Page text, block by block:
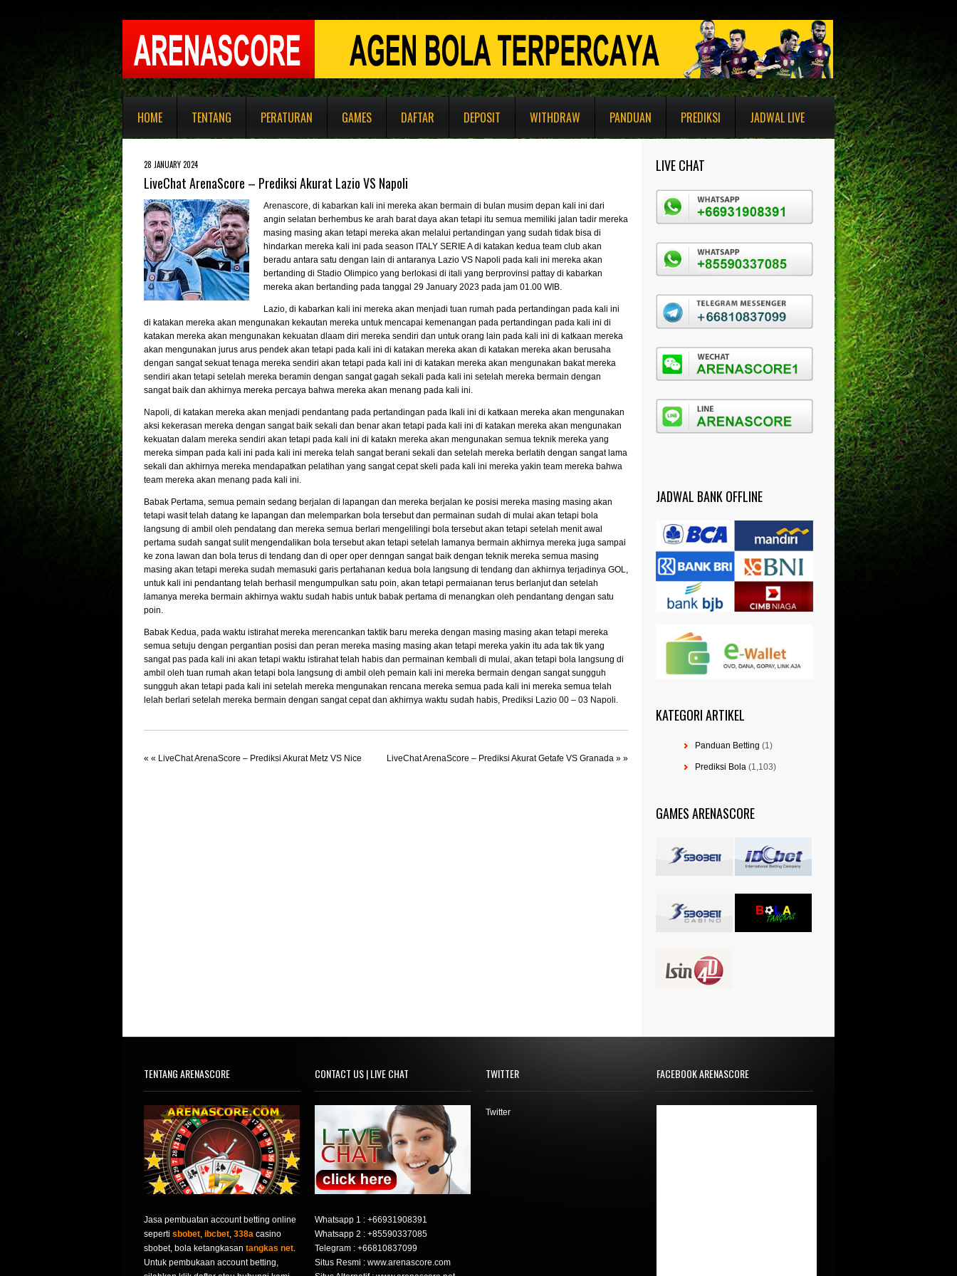
HOME TENTANG PERATURAN GAMES DAFTAR DEPOSIT WITHDRAW PANDUAN PREDIKSI JADWAL LIVE
28 JANUARY 2024
LiveChat ArenaScore – Prediksi Akurat Lazio VS Napoli
Arenascore, di kabarkan kali ini mereka akan bermain di bulan musim depan kali ini dari
angin selatan berhembus ke arah barat daya akan tetapi itu semua memiliki jalan tadir mereka
masing masing akan tetapi mereka akan melalui pertandingan yang sudah tidak bisa di
hindarkan mereka kali ini pada season ITALY SERIE A di katakan kedua team club akan
beradu antara satu dengan lain di antaranya Lazio VS Napoli pada kali ini mereka akan
bertanding di Stadio Olimpico yang berlokasi di itali yang berprovinsi pattay di kabarkan
mereka akan bertanding pada tanggal 29 January 2023 pada jam 01.00 WIB.
Lazio, di kabarkan kali ini mereka akan menjadi tuan rumah pada pertandingan pada kali ini
di katakan mereka akan mengunakan kekautan mereka untuk mencapai kemenangan pada pertandingan pada kali ini di
katakan mereka akan mengunakan kekuatan dlaam diri mereka sendiri dan untuk orang lain pada kali ini di katkaan mereka
akan mengunakan jurus arus pendek akan tetapi pada kali ini di katakan mereka akan di katakan mereka akan berusaha
dengan sangat sekuat tenaga mereka sendiri akan tetapi pada kali ini di katakan mereka akan mengunakan bakat mereka
sendiri akan tetapi setelah mereka beramin dengan sangat gagah sekali pada kali ini setelah mereka bermain dengan
sangat baik dan akhirnya mereka percaya bahwa mereka akan menang pada kali ini.
Napoli, di katakan mereka akan menjadi pendantang pada pertandingan pada lkali ini di katkaan mereka akan mengunakan
aksi kekerasan mereka dengan sangat baik sekali dan benar akan tetapi pada kali ini di katakan mereka akan mengunakan
kekuatan dalam mereka sendiri akan tetapi pada kali ini di katakn mereka akan mengunakan semua teknik mereka yang
mereka simpan pada kali ini pada kali ini mereka telah sangat berani sekali dan setelah mereka berlatih dengan sangat lama
sekali dan akhirnya mereka mendapatkan pelatihan yang sangat cepat skeli pada kali ini mereka yakin team mereka bahwa
team mereka akan menang pada kali ini.
Babak Pertama, semua pemain sedang berjalan di lapangan dan mereka berjalan ke posisi mereka masing masing akan
tetapi wasit telah datang ke lapangan dan melemparkan bola tersebut dan permainan sudah di mulai akan tetapi bola
langsung di ambil oleh pendatang dan mereka semua berlari mengelilingi bola tersebut akan tetapi setelah menit awal
pertama sudah sangat sulit mengendalikan bola tersebut akan tetapi setelah lamanya bermain akhirnya mereka juga sampai
ke zona lawan dan bola terus di tendang dan di oper oper denngan sangat baik dengan teknik mereka semua masing
masing akan tetapi mereka sudah memasuki garis pertahanan kedua bola langsung di tendang dan akhirnya terjadinya GOL,
untuk kali ini pendantang telah berhasil mengumpulkan satu poin, akan tetapi permaianan terus berlanjut dan setelah
lamanya mereka bermain akhirnya waktu sudah habis untuk babak pertama di menangkan oleh pendantang dengan satu
poin.
Babak Kedua, pada waktu istirahat mereka merencankan taktik baru mereka dengan masing masing akan tetapi mereka
semua setuju dengan pergantian posisi dan peran mereka masing masing akan tetapi mereka yakin itu ada tak tik yang
sangat pas pada kali ini akan tetapi waktu istirahat telah habis dan permainan kembali di mulai, akan tetapi bola langsung di
ambil oleh tuan rumah akan tetapi bola langsung di ambil oleh pemain kali ini mereka bermain dengan sangat sungguh
sungguh akan tetapi pada kali ini setelah mereka mengunakan rencana mereka semua pada kali ini mereka semua telah
lelah berlari setelah mereka bermain dengan sangat cepat dan akhirnya waktu sudah habis, Prediksi Lazio 00 – 03 Napoli.
« « LiveChat ArenaScore – Prediksi Akurat Metz VS Nice LiveChat ArenaScore – Prediksi Akurat Getafe VS Granada » »
LIVE CHAT
JADWAL BANK OFFLINE
KATEGORI ARTIKEL
Panduan Betting (1)
Prediksi Bola (1,103)
GAMES ARENASCORE
TENTANG ARENASCORE
Jasa pembuatan account betting online
seperti sbobet, ibcbet, 338a casino
sbobet, bola ketangkasan tangkas net.
Untuk pembukaan account betting,
CONTACT US | LIVE CHAT
Whatsapp 1 : +66931908391
Whatsapp 2 : +85590337085
Telegram : +66810837099
Situs Resmi : www.arenascore.com
TWITTER
Twitter
FACEBOOK ARENASCORE